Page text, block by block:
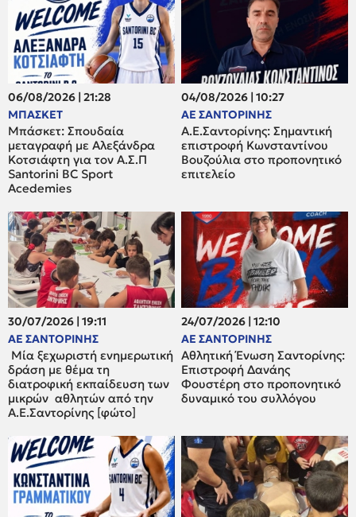
06/08/2026 | 21:28
ΜΠΑΣΚΕΤ
Μπάσκετ: Σπουδαία
μεταγραφή με Αλεξάνδρα
Κοτσιάφτη για τον A.Σ.Π
Santorini BC Sport
Acedemies
04/08/2026 | 10:27
ΑΕ ΣΑΝΤΟΡΙΝΗΣ
Α.Ε.Σαντορίνης: Σημαντική
επιστροφή Κωνσταντίνου
Βουζούλια στο προπονητικό
επιτελείο
30/07/2026 | 19:11
ΑΕ ΣΑΝΤΟΡΙΝΗΣ
Μία ξεχωριστή ενημερωτική
δράση με θέμα τη
διατροφική εκπαίδευση των
μικρών αθλητών από την
Α.Ε.Σαντορίνης [φώτο]
24/07/2026 | 12:10
ΑΕ ΣΑΝΤΟΡΙΝΗΣ
Αθλητική Ένωση Σαντορίνης:
Επιστροφή Δανάης
Φουστέρη στο προπονητικό
δυναμικό του συλλόγου